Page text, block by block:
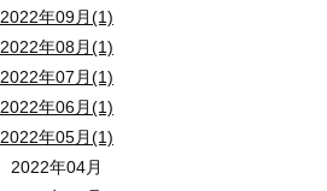
2022年09月(1)
2022年08月(1)
2022年07月(1)
2022年06月(1)
2022年05月(1)
2022年04月